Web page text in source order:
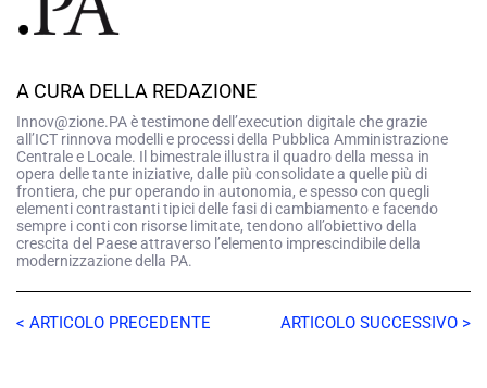
A CURA DELLA REDAZIONE
Innov@zione.PA è testimone dell’execution digitale che grazie
all’ICT rinnova modelli e processi della Pubblica Amministrazione
Centrale e Locale. Il bimestrale illustra il quadro della messa in
opera delle tante iniziative, dalle più consolidate a quelle più di
frontiera, che pur operando in autonomia, e spesso con quegli
elementi contrastanti tipici delle fasi di cambiamento e facendo
sempre i conti con risorse limitate, tendono all’obiettivo della
crescita del Paese attraverso l’elemento imprescindibile della
modernizzazione della PA.
< ARTICOLO PRECEDENTE ARTICOLO SUCCESSIVO >